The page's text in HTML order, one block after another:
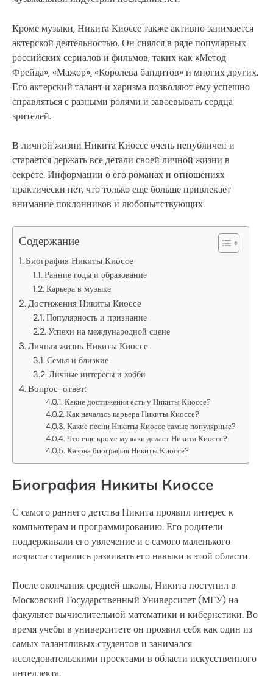
Кроме музыки, Никита Киоссе также активно занимается
актерской деятельностью. Он снялся в ряде популярных
российских сериалов и фильмов, таких как «Метод
Фрейда», «Мажор», «Королева бандитов» и многих других.
Его актерский талант и харизма позволяют ему успешно
справляться с разными ролями и завоевывать сердца
зрителей.
В личной жизни Никита Киоссе очень непубличен и
старается держать все детали своей личной жизни в
секрете. Информации о его романах и отношениях
практически нет, что только еще больше привлекает
внимание поклонников и любопытствующих.
Содержание
Биография Никиты Киоссе
Ранние годы и образование
Карьера в музыке
Достижения Никиты Киоссе
Популярность и признание
Успехи на международной сцене
Личная жизнь Никиты Киоссе
Семья и близкие
Личные интересы и хобби
Вопрос-ответ:
Какие достижения есть у Никиты Киоссе?
Как началась карьера Никиты Киоссе?
Какие песни Никиты Киоссе самые популярные?
Что еще кроме музыки делает Никита Киоссе?
Какова биография Никиты Киоссе?
Биография Никиты Киоссе
С самого раннего детства Никита проявил интерес к
компьютерам и программированию. Его родители
поддерживали его увлечение и с самого маленького
возраста старались развивать его навыки в этой области.
После окончания средней школы, Никита поступил в
Московский Государственный Университет (МГУ) на
факультет вычислительной математики и кибернетики. Во
время учебы в университете он проявил себя как один из
самых талантливых студентов и занимался
исследовательскими проектами в области искусственного
интеллекта.